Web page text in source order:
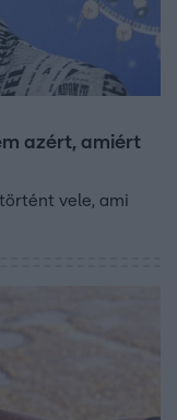
azért, amiért
vele, ami